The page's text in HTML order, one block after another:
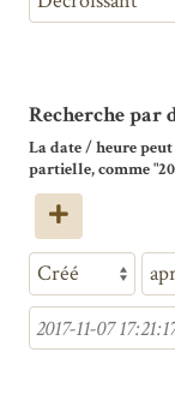
Recherche par
La date / heure peut
partielle, comme